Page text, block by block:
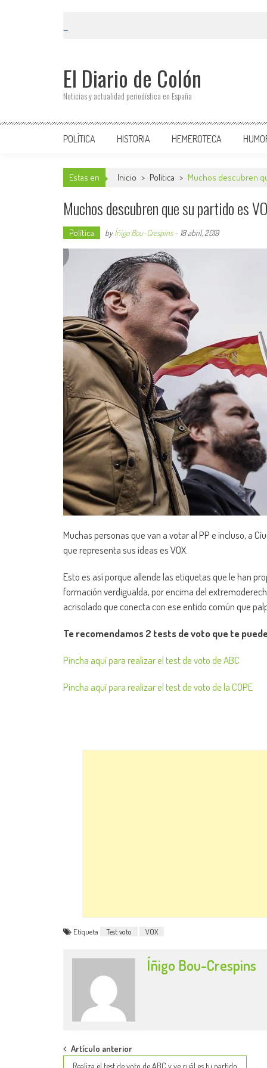
El Diario de Colón
Noticias y actualidad periodística en España
POLÍTICA HISTORIA HEMEROTECA
Estas en Inicio > Política > Muchos descubren
Muchos descubren que su partido es
Política byÍñigo Bou-Crespins- 18 abril, 2019
Muchas personas que van a votar al PP e incluso, a
que representa sus ideas es VOX.
Esto es así porque allende las etiquetas que le han
formación verdigualda, por encima del
acrisolado que conecta con ese entido común que
Te recomendamos 2 tests de voto que te
Pincha aquí para realizar el test de voto de ABC
Pincha aquí para realizar el test de voto de la COPE
Etiqueta Test voto VOX
Íñigo Bou-Crespins
Post
Artículo anterior
Realiza el test de voto de ABC y ve cuál es tu partido